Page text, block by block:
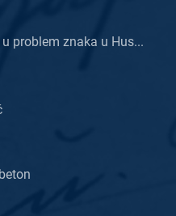
problem znaka u Hus...